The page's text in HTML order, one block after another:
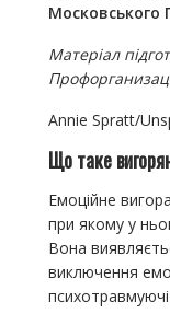
Московського
Матеріал
Annie Spratt/
Що таке
Емоційне
при якому у
Вона
виключення